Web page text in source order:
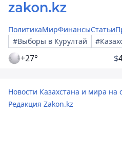
ПолитикаМирФинансыСтатьи
#Выборы в Курултай
+27° $
Новости Казахстана и мира на
Редакция Zakon.kz